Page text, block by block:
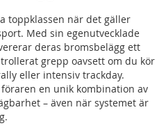
toppklassen när det gäller
Med sin egenutvecklade
deras bromsbelägg ett
grepp oavsett om du kör
eller intensiv trackday.
en unik kombination av
– även när systemet är